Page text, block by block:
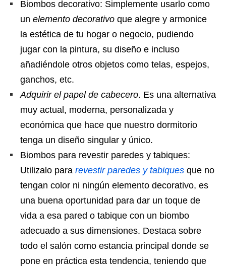
Biombos decorativo: Simplemente usarlo como
un elemento decorativo que alegre y armonice
la estética de tu hogar o negocio, pudiendo
jugar con la pintura, su diseño e incluso
añadiéndole otros objetos como telas, espejos,
ganchos, etc.
Adquirir el papel de cabecero. Es una alternativa
muy actual, moderna, personalizada y
económica que hace que nuestro dormitorio
tenga un diseño singular y único.
Biombos para revestir paredes y tabiques:
Utilizalo para revestir paredes y tabiques que no
tengan color ni ningún elemento decorativo, es
una buena oportunidad para dar un toque de
vida a esa pared o tabique con un biombo
adecuado a sus dimensiones. Destaca sobre
todo el salón como estancia principal donde se
pone en práctica esta tendencia, teniendo que